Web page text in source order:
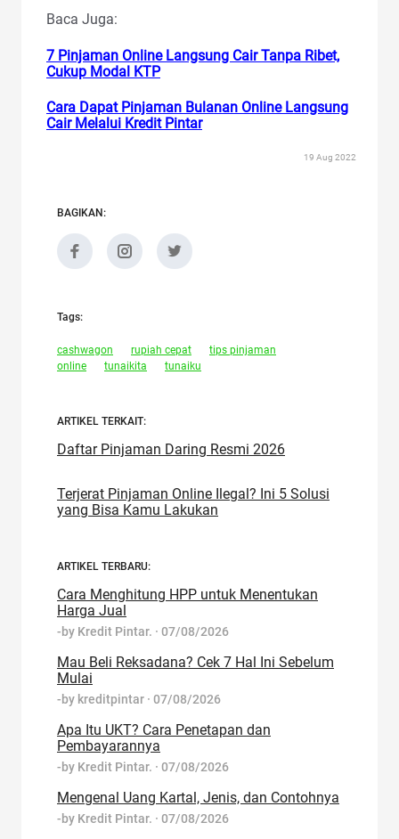
Baca Juga:
7 Pinjaman Online Langsung Cair Tanpa Ribet,
Cukup Modal KTP
Cara Dapat Pinjaman Bulanan Online Langsung
Cair Melalui Kredit Pintar
19 Aug 2022
BAGIKAN:
Tags:
cashwagon rupiah cepat
tips pinjaman
online
tunaikita tunaiku
ARTIKEL TERKAIT:
Daftar Pinjaman Daring Resmi 2026
Terjerat Pinjaman Online Ilegal? Ini 5 Solusi
yang Bisa Kamu Lakukan
ARTIKEL TERBARU:
Cara Menghitung HPP untuk Menentukan
Harga Jual
-by Kredit Pintar. · 07/08/2026
Mau Beli Reksadana? Cek 7 Hal Ini Sebelum
Mulai
-by kreditpintar · 07/08/2026
Apa Itu UKT? Cara Penetapan dan
Pembayarannya
-by Kredit Pintar. · 07/08/2026
Mengenal Uang Kartal, Jenis, dan Contohnya
-by Kredit Pintar. · 07/08/2026